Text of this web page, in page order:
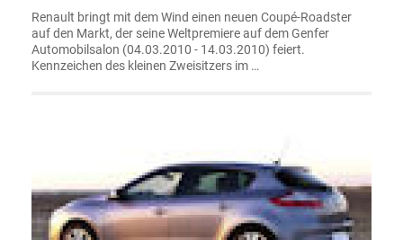
Renault bringt mit dem Wind einen neuen Coupé-Roadster
auf den Markt, der seine Weltpremiere auf dem Genfer
Automobilsalon (04.03.2010 - 14.03.2010) feiert.
Kennzeichen des kleinen Zweisitzers im …